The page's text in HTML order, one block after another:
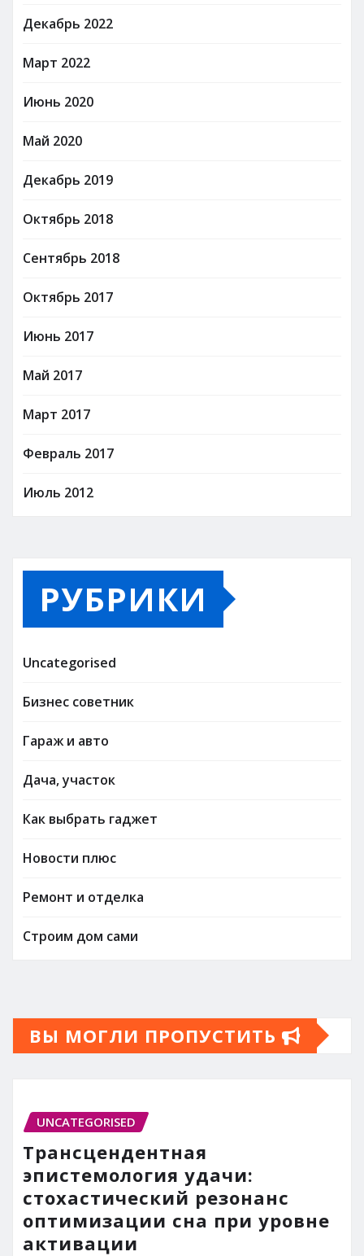
Декабрь 2022
Март 2022
Июнь 2020
Май 2020
Декабрь 2019
Октябрь 2018
Сентябрь 2018
Октябрь 2017
Июнь 2017
Май 2017
Март 2017
Февраль 2017
Июль 2012
РУБРИКИ
Uncategorised
Бизнес советник
Гараж и авто
Дача, участок
Как выбрать гаджет
Новости плюс
Ремонт и отделка
Строим дом сами
ВЫ МОГЛИ ПРОПУСТИТЬ
UNCATEGORISED
Трансцендентная
эпистемология удачи:
стохастический резонанс
оптимизации сна при уровне
активации